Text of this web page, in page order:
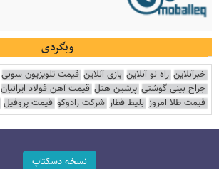
وبگردی
خبرآنلاین راه نو آنلاین بازی آنلاین قیمت تلویزیون سونی
جراح بینی گوشتی پرشین هتل قیمت آهن فولاد ایرانیان
قیمت طلا امروز بلیط قطار شرکت رادوکو قیمت پروفیل
نسخه دسکتاپ